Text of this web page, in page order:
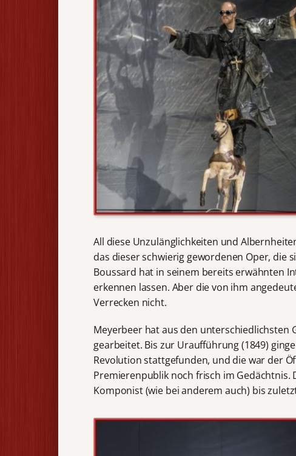
All diese Unzulänglichkeiten und
das dieser schwierig gewordenen Oper, die
Boussard hat in seinem bereits erwähnten
erkennen lassen. Aber die von ihm
Verrecken nicht.
Meyerbeer hat aus den unterschiedlichsten
gearbeitet. Bis zur Uraufführung (1849)
Revolution stattgefunden, und die war der
Premierenpublik noch frisch im Gedächtnis.
Komponist (wie bei anderem auch) bis